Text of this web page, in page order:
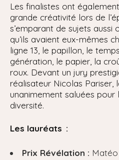
Les finalistes ont
grande créativité lors de
s’emparant de sujets aussi
qu’ils avaient eux-mêmes
ligne 13, le papillon, le
génération, le papier, la
roux. Devant un jury
réalisateur Nicolas
unanimement saluées
diversité.
Les lauréats :
Prix Révélation :